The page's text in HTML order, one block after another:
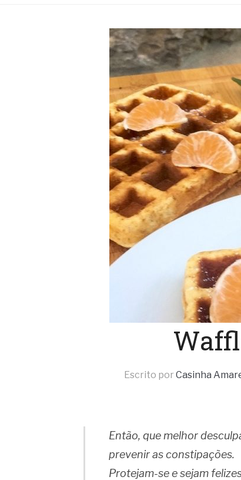
Escrito porCasinha
Então, que melhor
prevenir as constipações.
Protejam-se e sejam